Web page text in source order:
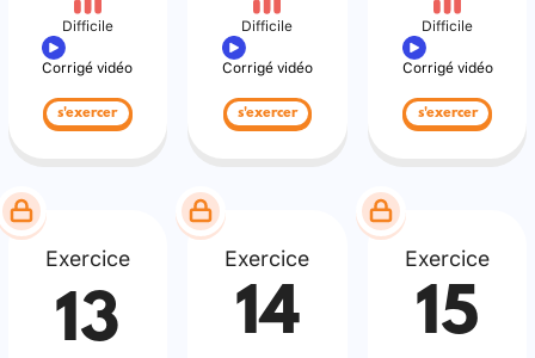
Difficile
Corrigé vidéo
s'exercer
Difficile
Corrigé vidéo
s'exercer
Difficile
Corrigé vidéo
s'exercer
Exercice
13
Exercice
14
Exercice
15